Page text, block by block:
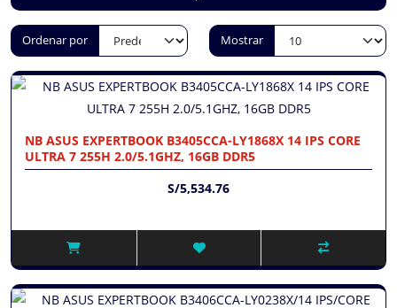
Ordenar por Mostrar
NB ASUS EXPERTBOOK B3405CCA-LY1868X 14 IPS CORE
ULTRA 7 255H 2.0/5.1GHZ, 16GB DDR5
S/5,534.76